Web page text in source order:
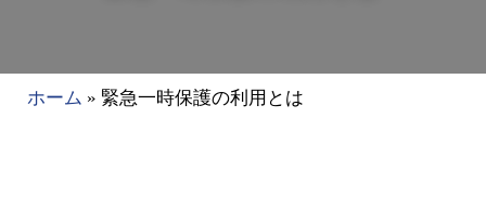
ホーム » 緊急一時保護の利用とは